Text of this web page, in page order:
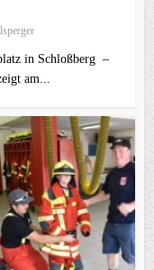
in Schloßberg –
am...